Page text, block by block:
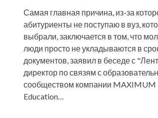
Самая главная причина, из-за
абитуриенты не поступаю в вуз,
выбрали, заключается в том, что
люди просто не укладываются в
документов, заявил в беседе с
директор по связям с
сообществом компании MAXIMUM
Education…